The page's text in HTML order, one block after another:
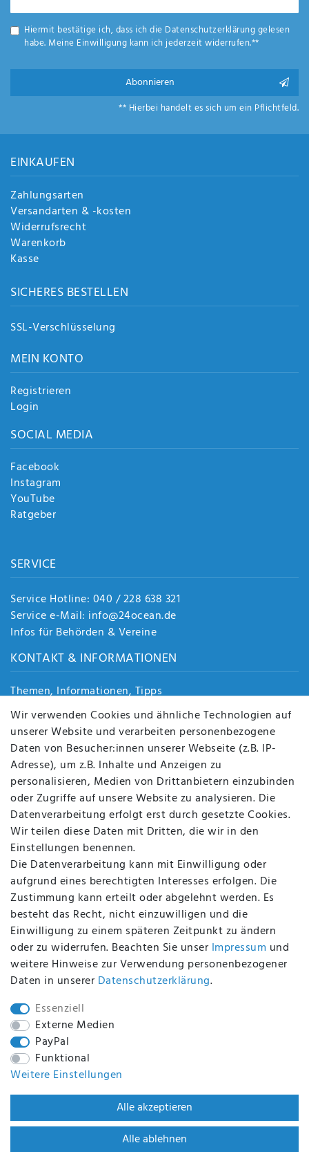
Hiermit bestätige ich, dass ich die Daten­schutz­erklärunggelesen
habe. Meine Einwilligung kann ich jederzeit widerrufen.**
Abonnieren
** Hierbei handelt es sich um ein Pflichtfeld.
EINKAUFEN
Zahlungsarten
Versandarten & -kosten
Widerrufsrecht
Warenkorb
Kasse
SICHERES BESTELLEN
SSL-Verschlüsselung
MEIN KONTO
Registrieren
Login
SOCIAL MEDIA
Facebook
Instagram
YouTube
Ratgeber
SERVICE
Service Hotline: 040 / 228 638 321
Service e-Mail: info@24ocean.de
Infos für Behörden & Vereine
KONTAKT & INFORMATIONEN
Themen, Informationen, Tipps
Jobs
Über uns
Kontakt
Datenschutz
AGB
FAQ
Batterieentsorgung
Altölverordnung
Impressum
BEQUEM UND SICHER BEZAHLEN MIT
BEI UNS SIND SIE SICHER!
WIR VERSENDEN MIT
WIR SIND ZERTIFIZIERT DURCH
Wir verwenden Cookies und ähnliche Technologien auf
unserer Website und verarbeiten personenbezogene
Daten von Besucher:innen unserer Webseite (z.B. IP-
Adresse), um z.B. Inhalte und Anzeigen zu
personalisieren, Medien von Drittanbietern einzubinden
oder Zugriffe auf unsere Website zu analysieren. Die
Datenverarbeitung erfolgt erst durch gesetzte Cookies.
Wir teilen diese Daten mit Dritten, die wir in den
Einstellungen benennen.
Die Datenverarbeitung kann mit Einwilligung oder
aufgrund eines berechtigten Interesses erfolgen. Die
Zustimmung kann erteilt oder abgelehnt werden. Es
besteht das Recht, nicht einzuwilligen und die
Einwilligung zu einem späteren Zeitpunkt zu ändern
oder zu widerrufen. Beachten Sie unser Impressum und
weitere Hinweise zur Verwendung personenbezogener
Daten in unserer Daten­schutz­erklärung.
Essenziell
Externe Medien
PayPal
Funktional
Weitere Einstellungen
Alle akzeptieren
Alle ablehnen